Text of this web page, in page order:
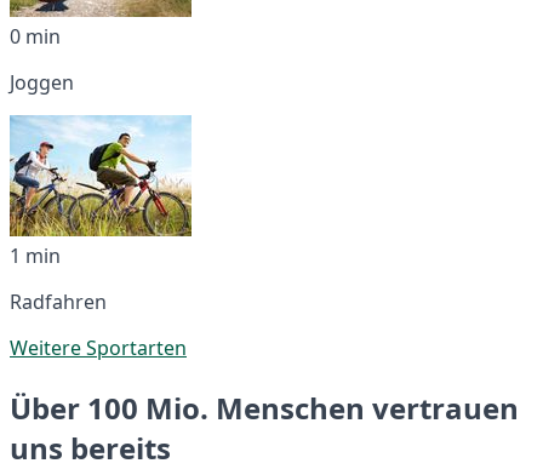
0 min
Joggen
1 min
Radfahren
Weitere Sportarten
Über 100 Mio. Menschen vertrauen
uns bereits